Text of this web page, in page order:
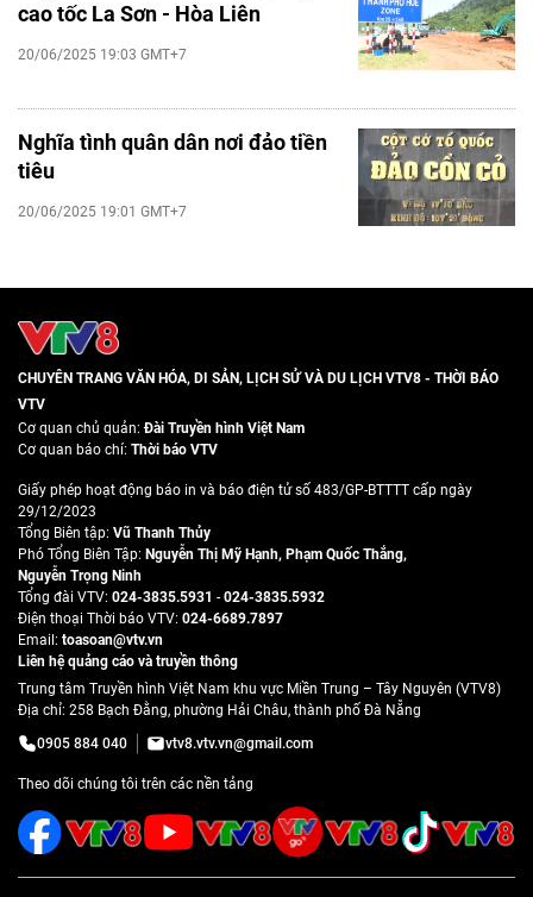
cao tốc La Sơn - Hòa Liên
20/06/2025 19:03 GMT+7
Nghĩa tình quân dân nơi đảo tiền
tiêu
20/06/2025 19:01 GMT+7
CHUYÊN TRANG VĂN HÓA, DI SẢN, LỊCH SỬ VÀ DU LỊCH VTV8 - THỜI BÁO
VTV
Cơ quan chủ quản:Đài Truyền hình Việt Nam
Cơ quan báo chí: Thời báo VTV
Giấy phép hoạt động báo in và báo điện tử số 483/GP-BTTTT cấp ngày
29/12/2023
Tổng Biên tập: Vũ Thanh Thủy
Phó Tổng Biên Tập: Nguyễn Thị Mỹ Hạnh, Phạm Quốc Thắng,
Nguyễn Trọng Ninh
Tổng đài VTV: 024-3835.5931 - 024-3835.5932
Ðiện thoại Thời báo VTV: 024-6689.7897
Email: toasoan@vtv.vn
Liên hệ quảng cáo và truyền thông
Trung tâm Truyền hình Việt Nam khu vực Miền Trung – Tây Nguyên (VTV8)
Địa chỉ: 258 Bạch Đằng, phường Hải Châu, thành phố Đà Nẵng
0905 884 040
vtv8.vtv.vn@gmail.com
Theo dõi chúng tôi trên các nền tảng